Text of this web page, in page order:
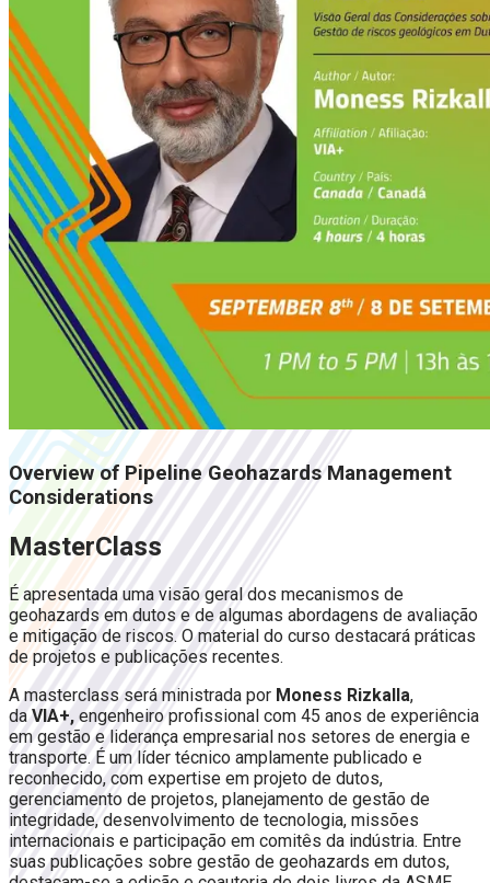
Overview of Pipeline Geohazards Management
Considerations
MasterClass
É apresentada uma visão geral dos mecanismos de
geohazards em dutos e de algumas abordagens de avaliação
e mitigação de riscos. O material do curso destacará práticas
de projetos e publicações recentes.
A masterclass será ministrada por Moness Rizkalla,
da VIA+, engenheiro profissional com 45 anos de experiência
em gestão e liderança empresarial nos setores de energia e
transporte. É um líder técnico amplamente publicado e
reconhecido, com expertise em projeto de dutos,
gerenciamento de projetos, planejamento de gestão de
integridade, desenvolvimento de tecnologia, missões
internacionais e participação em comitês da indústria. Entre
suas publicações sobre gestão de geohazards em dutos,